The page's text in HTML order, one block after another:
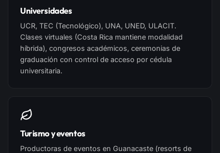
Universidades
UCR, TEC (Tecnológico), UNA, UNED, ULACIT.
Clases virtuales (Costa Rica mantiene modalidad
híbrida), congresos académicos, ceremonias de
graduación con control de acceso por cédula
universitaria.
Turismo y eventos
Productoras de eventos en Guanacaste (resorts de